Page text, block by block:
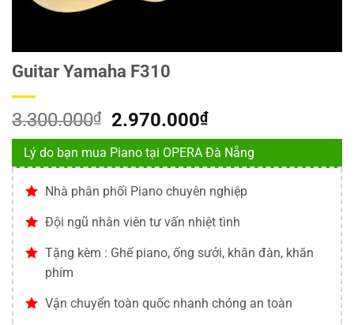
Guitar Yamaha F310
3.300.000₫
Giá
gốc
là:
3.300.000₫.
2.970.000₫Giá
hiện
tại
là:
2.970.000₫.
Lý do bạn mua Piano tại OPERA Đà Nẵng
Nhà phân phối Piano chuyên nghiệp
Đội ngũ nhân viên tư vấn nhiệt tình
Tặng kèm : Ghế piano, ống sưởi, khăn đàn, khăn
phím
Vận chuyển toàn quốc nhanh chóng an toàn